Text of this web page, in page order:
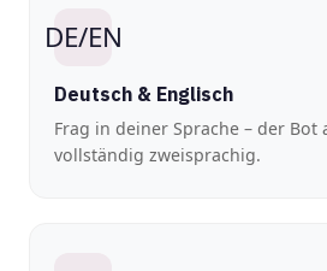
DE/EN
Deutsch & Englisch
Frag in deiner Sprache – der Bot
vollständig zweisprachig.